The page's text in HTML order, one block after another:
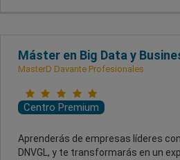
Máster en Big Data y
MasterD Davante Profesionales
Centro Premium
Aprenderás de empresas líderes
DNVGL, y te transformarás en un